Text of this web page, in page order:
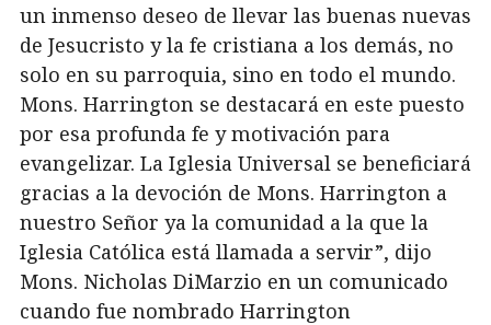
un inmenso deseo de llevar las buenas nuevas
de Jesucristo y la fe cristiana a los demás, no
solo en su parroquia, sino en todo el mundo.
Mons. Harrington se destacará en este puesto
por esa profunda fe y motivación para
evangelizar. La Iglesia Universal se beneficiará
gracias a la devoción de Mons. Harrington a
nuestro Señor ya la comunidad a la que la
Iglesia Católica está llamada a servir”, dijo
Mons. Nicholas DiMarzio en un comunicado
cuando fue nombrado Harrington